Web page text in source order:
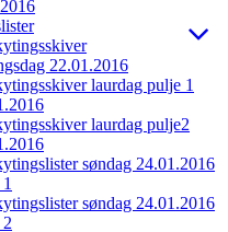
22.01.2016
laurdag pulje 1
laurdag pulje2
søndag 24.01.2016
søndag 24.01.2016